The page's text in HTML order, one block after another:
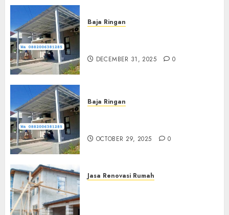
Baja Ringan
DECEMBER 31, 2025 0
Baja Ringan
OCTOBER 29, 2025 0
Jasa Renovasi Rumah